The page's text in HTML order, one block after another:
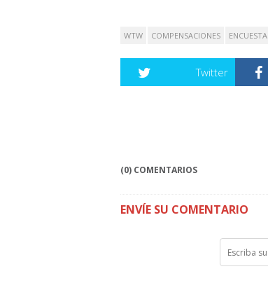
WTW COMPENSACIONES ENCUESTA
Twitter
(0) COMENTARIOS
ENVÍE SU COMENTARIO